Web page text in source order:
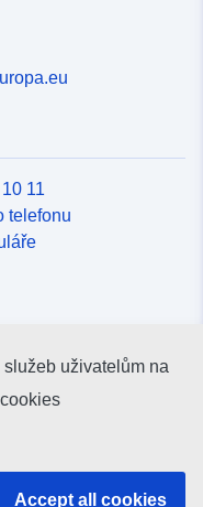
11
telefonu
vsociálních médiích
uživatelům na
Accept all cookies